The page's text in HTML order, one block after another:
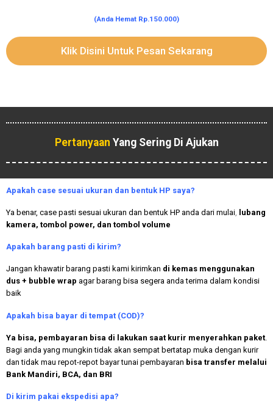
(Anda Hemat Rp.150.000)
Klik Disini Untuk Pesan Sekarang
Pertanyaan Yang Sering Di Ajukan
Apakah case sesuai ukuran dan bentuk HP saya?
Ya benar, case pasti sesuai ukuran dan bentuk HP anda dari mulai
lubang
kamera, tombol power, dan tombol volume
Apakah barang pasti di kirim?
Jangan khawatir barang pasti kami kirimkan di kemas menggunakan
dus + bubble wrap agar barang bisa segera anda terima dalam kondisi
baik
Apakah bisa bayar di tempat (COD)?
Ya bisa, pembayaran bisa di lakukan saat kurir menyerahkan paket
Bagi anda yang mungkin tidak akan sempat bertatap muka dengan kurir
dan tidak mau repot-repot bayar tunai pembayaran bisa transfer melalui
Bank Mandiri, BCA, dan BRI
Di kirim pakai ekspedisi apa?